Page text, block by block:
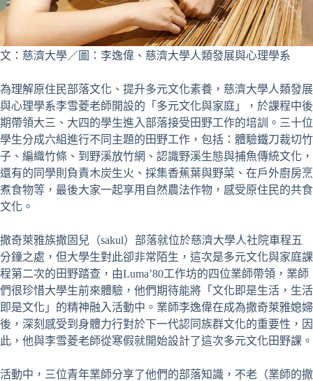
文：慈濟大學／圖：李逸偉、慈濟大學人類發展與心理學系
為理解原住民部落文化、提升多元文化素養，慈濟大學人類發展
與心理學系李雪菱老師開設的「多元文化與家庭」，於課程中後
期帶領大三、大四的學生進入部落接受田野工作的培訓。三十位
學生分成六組進行不同主題的田野工作，包括：體驗鐵刀裁切竹
子、編織竹條、到野溪放竹網、認識野溪生態與捕魚傳統文化，
還有的同學則負責木炭生火、採集香蕉葉與野菜、在戶外廚房烹
煮食物等，最後大家一起享用自然農法作物，感受原住民的共食
文化。
撒奇萊雅族撒固兒（sakul）部落就位於慈濟大學人社院車程五
分鐘之處，但大學生對此卻非常陌生，這次是多元文化與家庭課
程第二次的田野踏查，由Luma’80工作坊的四位業師帶領，業師
們很珍惜大學生前來體驗，他們期待能將「文化即是生活，生活
即是文化」的精神融入活動中。業師李逸偉在成為撒奇萊雅媳婦
後，深刻感受到身體力行對於下一代認同族群文化的重要性，因
此，他與李雪菱老師從寒假就開始設計了這次多元文化田野課。
活動中，三位青年業師分享了他們的部落知識，不老（業師的撒